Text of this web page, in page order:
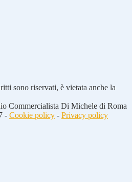
sono riservati, è vietata anche la
Commercialista Di Michele di Roma
- Cookie policy - Privacy policy